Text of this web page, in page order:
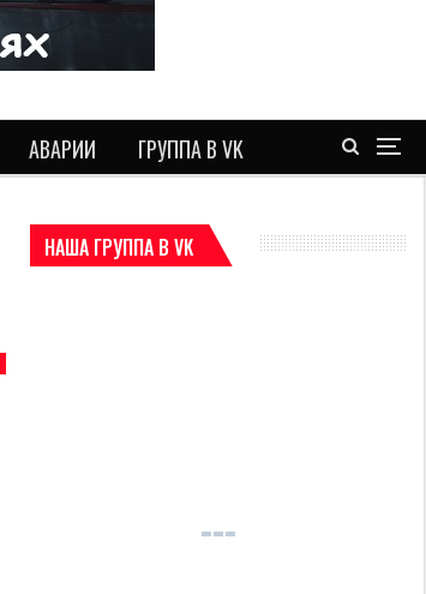
АВАРИИ ГРУППА В VK
НАША ГРУППА В VK